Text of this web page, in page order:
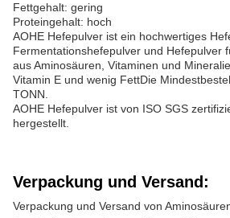
Fettgehalt: gering
Proteingehalt: hoch
AOHE Hefepulver ist ein hochwertiges
Fermentationshefepulver und Hefepulver
aus Aminosäuren, Vitaminen und
Vitamin E und wenig FettDie
TONN.
AOHE Hefepulver ist von ISO SGS
hergestellt.
Verpackung und Versand:
Verpackung und Versand von